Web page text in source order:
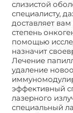
слизистой
специалисту,
доставляет
степень
помощью
назначит
Лечение
удаление
эффективный
лазерного
специальный